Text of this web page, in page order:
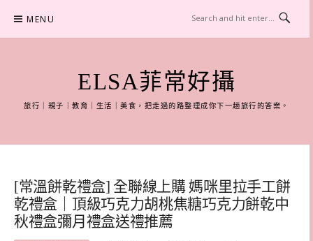
content
MENU
ELSA菲常好攝
旅行｜親子｜教育｜生活｜美食，把走過的路整理成你下一趟旅行的答案。
[常溫餅乾禮盒] 全聯線上購 媽咪里拉手工餅
乾禮盒｜頂級巧克力胡桃焦糖巧克力餅乾中
秋禮盒彌月禮盒送禮推薦